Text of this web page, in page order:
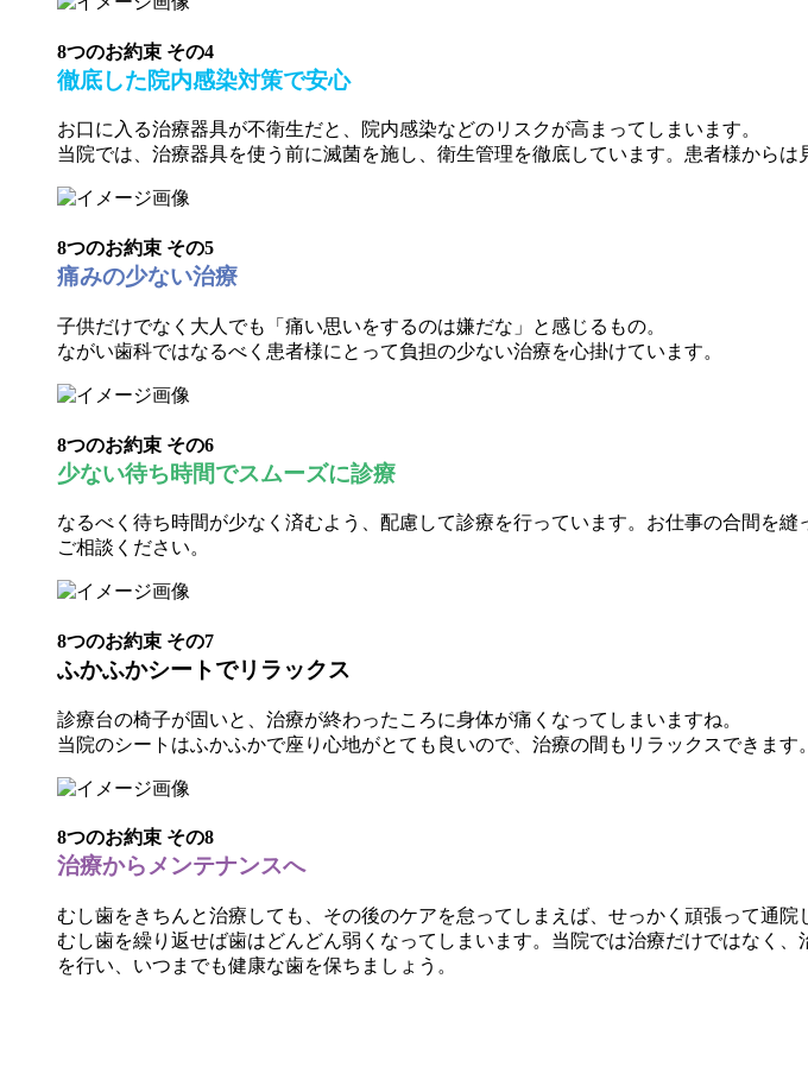
8つのお約束 その4
徹底した院内感染対策で安心
お口に入る治療器具が不衛生だと、院内感染などのリスクが高まってしまいます。
当院では、治療器具を使う前に滅菌を施し、衛生管理を徹底しています。患者様からは
8つのお約束 その5
痛みの少ない治療
子供だけでなく大人でも「痛い思いをするのは嫌だな」と感じるもの。
ながい歯科ではなるべく患者様にとって負担の少ない治療を心掛けています。
8つのお約束 その6
少ない待ち時間でスムーズに診療
なるべく待ち時間が少なく済むよう、配慮して診療を行っています。お仕事の合間を
ご相談ください。
8つのお約束 その7
ふかふかシートでリラックス
診療台の椅子が固いと、治療が終わったころに身体が痛くなってしまいますね。
当院のシートはふかふかで座り心地がとても良いので、治療の間もリラックスできます。
8つのお約束 その8
治療からメンテナンスへ
むし歯をきちんと治療しても、その後のケアを怠ってしまえば、せっかく頑張って通院
むし歯を繰り返せば歯はどんどん弱くなってしまいます。当院では治療だけではなく
を行い、いつまでも健康な歯を保ちましょう。